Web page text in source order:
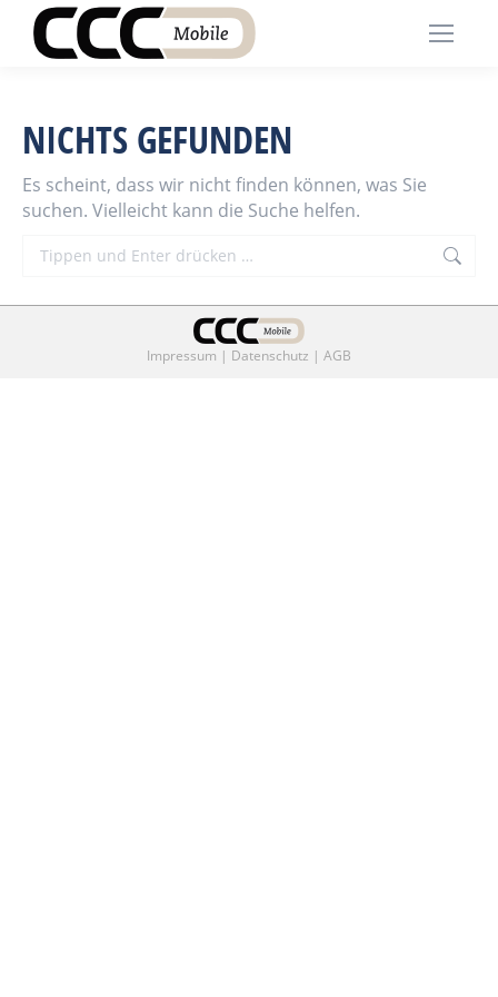
NICHTS GEFUNDEN
Es scheint, dass wir nicht finden können, was Sie
suchen. Vielleicht kann die Suche helfen.
Search:
Impressum | Datenschutz | AGB